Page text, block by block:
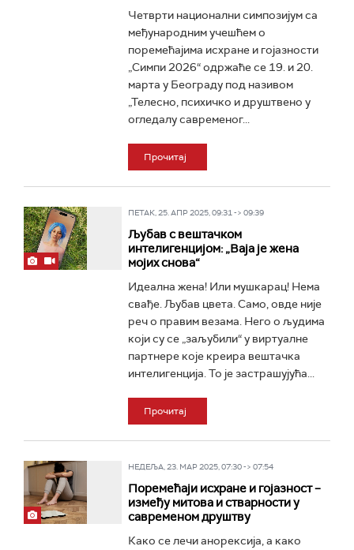
Четврти национални симпозијум са
међународним учешћем о
поремећајима исхране и гојазности
„Симпи 2026“ одржаће се 19. и 20.
марта у Београду под називом
„Телесно, психичко и друштвено у
огледалу савременог...
Прочитај
ПЕТАК, 25. АПР 2025, 09:31 -> 09:39
Љубав с вештачком
интелигенцијом: „Ваја је жена
мојих снова“
Идеална жена! Или мушкарац! Нема
свађе. Љубав цвета. Само, овде није
реч о правим везама. Него о људима
који су се „заљубили“ у виртуалне
партнере које креира вештачка
интелигенција. То је застрашујућа...
Прочитај
НЕДЕЉА, 23. МАР 2025, 07:30 -> 07:54
Поремећаји исхране и гојазност –
између митова и стварности у
савременом друштву
Како се лечи анорексија, а како